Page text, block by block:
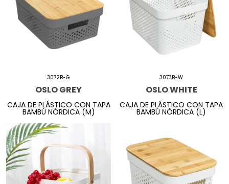
3072B-G
OSLO GREY
CAJA DE PLÁSTICO CON TAPA
BAMBÚ NÓRDICA (M)
3073B-W
OSLO WHITE
CAJA DE PLÁSTICO CON TAPA
BAMBÚ NÓRDICA (L)